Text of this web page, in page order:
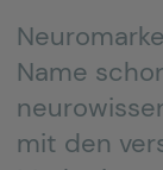
Name
mit den